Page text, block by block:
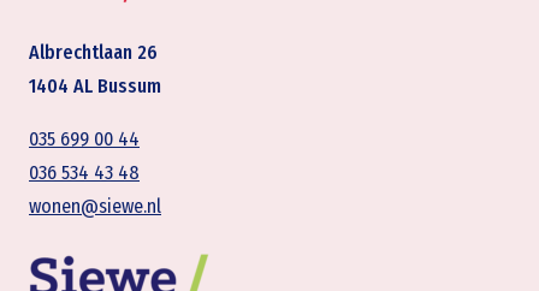
Albrechtlaan 26
1404 AL Bussum
035 699 00 44
036 534 43 48
wonen@siewe.nl